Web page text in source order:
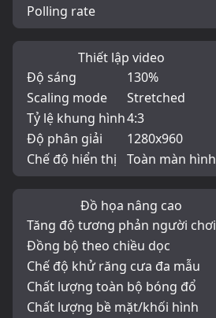
Polling rate
Thiết lập video
Độ sáng
130%
Scaling mode
Stretched
Tỷ lệ khung hình4:3
Độ phân giải
1280x960
Chế độ hiển thị
Toàn màn hình
Đồ họa nâng cao
Tăng độ tương phản người chơi
Đồng bộ theo chiều dọc
Chế độ khử răng cưa đa mẫu
Chất lượng toàn bộ bóng đổ
Chất lượng bề mặt/khối hình